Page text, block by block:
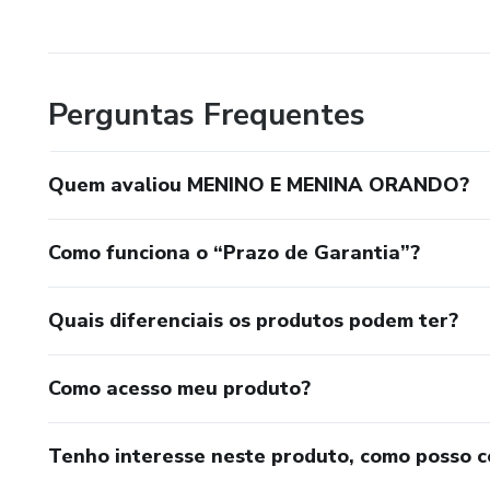
💡 Ajude-nos a compartilhar essas ferramentas incríveis
Juntos, podemos levar ensino, cor e inspiração a mais
Perguntas Frequentes
Quem avaliou MENINO E MENINA ORANDO?
Como funciona o “Prazo de Garantia”?
Quais diferenciais os produtos podem ter?
Como acesso meu produto?
Tenho interesse neste produto, como posso